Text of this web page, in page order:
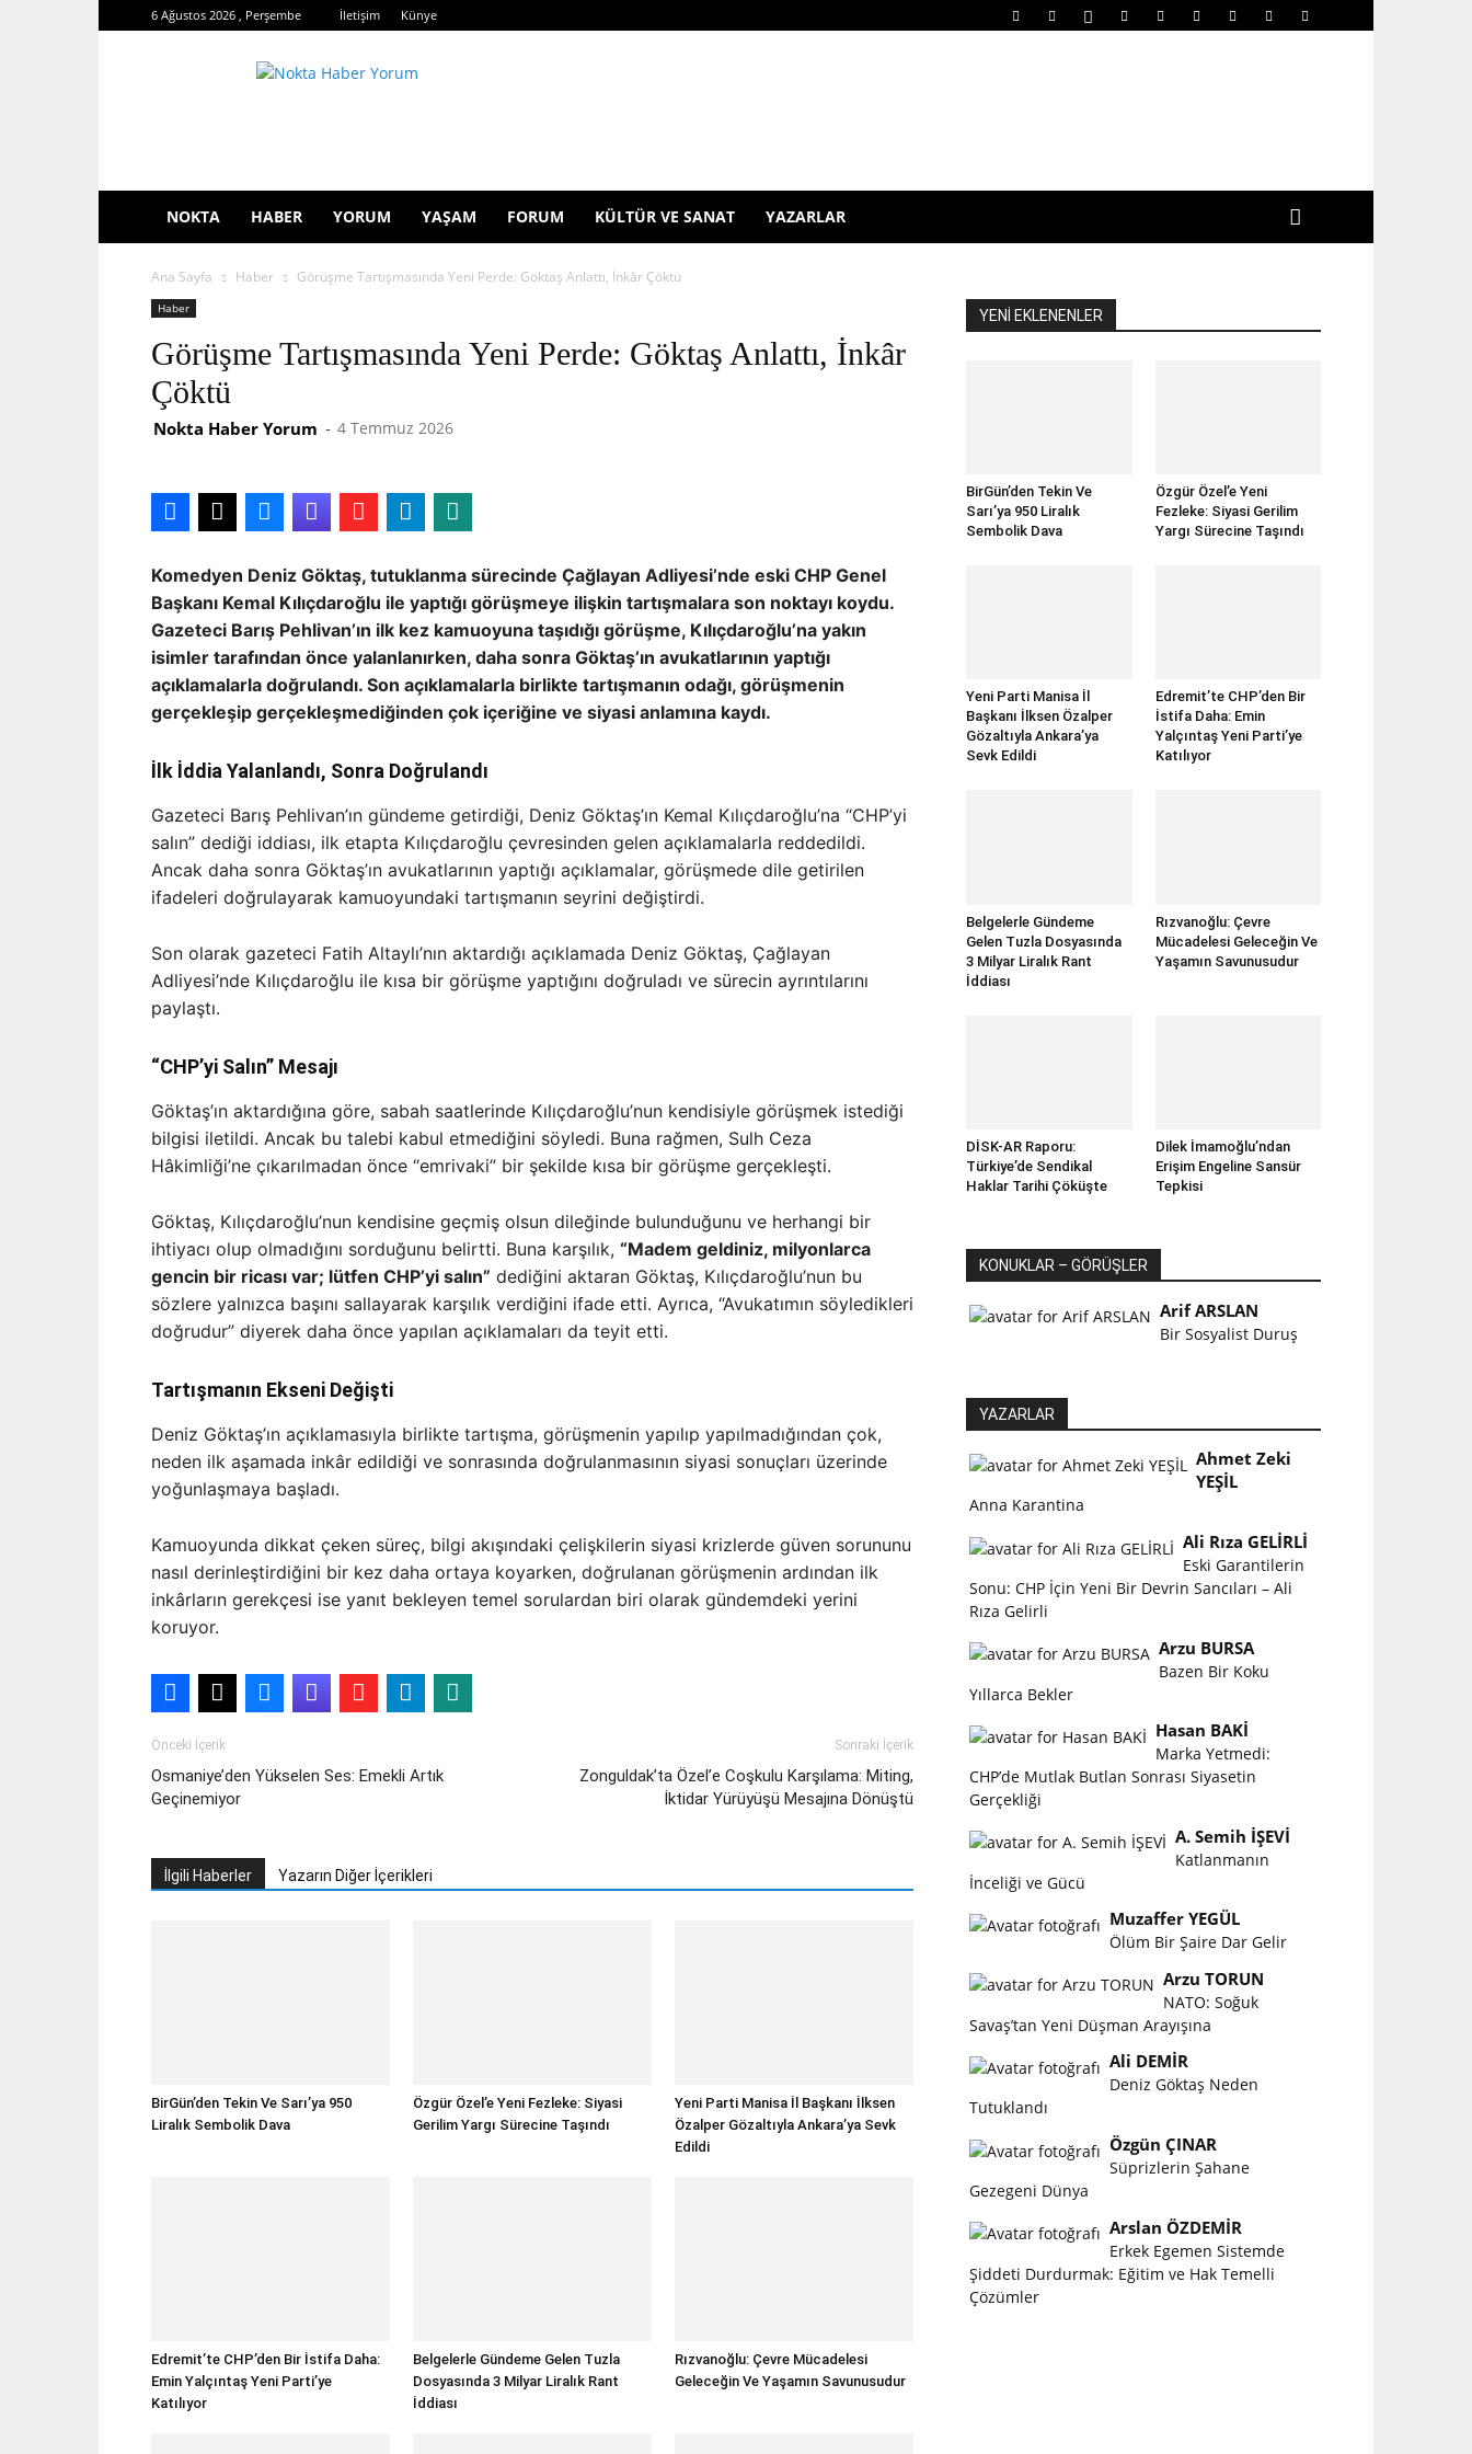
6 Ağustos 2026 , Perşembe İletişim Künye
NOKTA HABER YORUM YAŞAM FORUM KÜLTÜR VE SANAT YAZARLAR
Ana Sayfa Haber Görüşme Tartışmasında Yeni Perde: Göktaş Anlattı, İnkâr Çöktü
Haber
Görüşme Tartışmasında Yeni Perde: Göktaş Anlattı, İnkâr
Çöktü
Nokta Haber Yorum - 4 Temmuz 2026
Komedyen Deniz Göktaş, tutuklanma sürecinde Çağlayan Adliyesi’nde eski CHP Genel
Başkanı Kemal Kılıçdaroğlu ile yaptığı görüşmeye ilişkin tartışmalara son noktayı koydu.
Gazeteci Barış Pehlivan’ın ilk kez kamuoyuna taşıdığı görüşme, Kılıçdaroğlu’na yakın
isimler tarafından önce yalanlanırken, daha sonra Göktaş’ın avukatlarının yaptığı
açıklamalarla doğrulandı. Son açıklamalarla birlikte tartışmanın odağı, görüşmenin
gerçekleşip gerçekleşmediğinden çok içeriğine ve siyasi anlamına kaydı.
İlk İddia Yalanlandı, Sonra Doğrulandı
Gazeteci Barış Pehlivan’ın gündeme getirdiği, Deniz Göktaş’ın Kemal Kılıçdaroğlu’na “CHP’yi
salın” dediği iddiası, ilk etapta Kılıçdaroğlu çevresinden gelen açıklamalarla reddedildi.
Ancak daha sonra Göktaş’ın avukatlarının yaptığı açıklamalar, görüşmede dile getirilen
ifadeleri doğrulayarak kamuoyundaki tartışmanın seyrini değiştirdi.
Son olarak gazeteci Fatih Altaylı’nın aktardığı açıklamada Deniz Göktaş, Çağlayan
Adliyesi’nde Kılıçdaroğlu ile kısa bir görüşme yaptığını doğruladı ve sürecin ayrıntılarını
paylaştı.
“CHP’yi Salın” Mesajı
Göktaş’ın aktardığına göre, sabah saatlerinde Kılıçdaroğlu’nun kendisiyle görüşmek istediği
bilgisi iletildi. Ancak bu talebi kabul etmediğini söyledi. Buna rağmen, Sulh Ceza
Hâkimliği’ne çıkarılmadan önce “emrivaki” bir şekilde kısa bir görüşme gerçekleşti.
Göktaş, Kılıçdaroğlu’nun kendisine geçmiş olsun dileğinde bulunduğunu ve herhangi bir
ihtiyacı olup olmadığını sorduğunu belirtti. Buna karşılık, “Madem geldiniz, milyonlarca
gencin bir ricası var; lütfen CHP’yi salın” dediğini aktaran Göktaş, Kılıçdaroğlu’nun bu
sözlere yalnızca başını sallayarak karşılık verdiğini ifade etti. Ayrıca, “Avukatımın söyledikleri
doğrudur” diyerek daha önce yapılan açıklamaları da teyit etti.
Tartışmanın Ekseni Değişti
Deniz Göktaş’ın açıklamasıyla birlikte tartışma, görüşmenin yapılıp yapılmadığından çok,
neden ilk aşamada inkâr edildiği ve sonrasında doğrulanmasının siyasi sonuçları üzerinde
yoğunlaşmaya başladı.
Kamuoyunda dikkat çeken süreç, bilgi akışındaki çelişkilerin siyasi krizlerde güven sorununu
nasıl derinleştirdiğini bir kez daha ortaya koyarken, doğrulanan görüşmenin ardından ilk
inkârların gerekçesi ise yanıt bekleyen temel sorulardan biri olarak gündemdeki yerini
koruyor.
Önceki İçerik
Osmaniye’den Yükselen Ses: Emekli Artık
Geçinemiyor
Sonraki İçerik
Zonguldak’ta Özel’e Coşkulu Karşılama: Miting,
İktidar Yürüyüşü Mesajına Dönüştü
İlgili Haberler Yazarın Diğer İçerikleri
BirGün’den Tekin Ve Sarı’ya 950
Liralık Sembolik Dava
Özgür Özel’e Yeni Fezleke: Siyasi
Gerilim Yargı Sürecine Taşındı
Yeni Parti Manisa İl Başkanı İlksen
Özalper Gözaltıyla Ankara’ya Sevk
Edildi
Edremit’te CHP’den Bir İstifa Daha:
Emin Yalçıntaş Yeni Parti’ye
Katılıyor
Belgelerle Gündeme Gelen Tuzla
Dosyasında 3 Milyar Liralık Rant
İddiası
Rızvanoğlu: Çevre Mücadelesi
Geleceğin Ve Yaşamın Savunusudur
YENİ EKLENENLER
BirGün’den Tekin Ve
Sarı’ya 950 Liralık
Sembolik Dava
Özgür Özel’e Yeni
Fezleke: Siyasi Gerilim
Yargı Sürecine Taşındı
Yeni Parti Manisa İl
Başkanı İlksen Özalper
Gözaltıyla Ankara’ya
Sevk Edildi
Edremit’te CHP’den Bir
İstifa Daha: Emin
Yalçıntaş Yeni Parti’ye
Katılıyor
Belgelerle Gündeme
Gelen Tuzla Dosyasında
3 Milyar Liralık Rant
İddiası
Rızvanoğlu: Çevre
Mücadelesi Geleceğin Ve
Yaşamın Savunusudur
DİSK-AR Raporu:
Türkiye’de Sendikal
Haklar Tarihi Çöküşte
Dilek İmamoğlu’ndan
Erişim Engeline Sansür
Tepkisi
KONUKLAR – GÖRÜŞLER
Arif ARSLAN
Bir Sosyalist Duruş
YAZARLAR
Ahmet Zeki
YEŞİL
Anna Karantina
Ali Rıza GELİRLİ
Eski Garantilerin
Sonu: CHP İçin Yeni Bir Devrin Sancıları – Ali
Rıza Gelirli
Arzu BURSA
Bazen Bir Koku
Yıllarca Bekler
Hasan BAKİ
Marka Yetmedi:
CHP’de Mutlak Butlan Sonrası Siyasetin
Gerçekliği
A. Semih İŞEVİ
Katlanmanın
İnceliği ve Gücü
Muzaffer YEGÜL
Ölüm Bir Şaire Dar Gelir
Arzu TORUN
NATO: Soğuk
Savaş’tan Yeni Düşman Arayışına
Ali DEMİR
Deniz Göktaş Neden
Tutuklandı
Özgün ÇINAR
Süprizlerin Şahane
Gezegeni Dünya
Arslan ÖZDEMİR
Erkek Egemen Sistemde
Şiddeti Durdurmak: Eğitim ve Hak Temelli
Çözümler